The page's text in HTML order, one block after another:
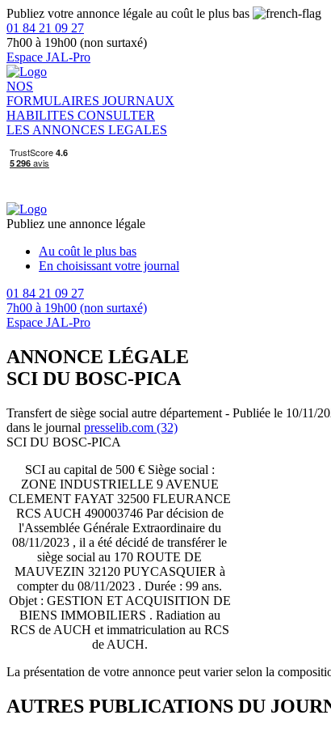
Publiez votre annonce légale au coût le plus bas
01 84 21 09 27
7h00 à 19h00 (non surtaxé)
Espace JAL-Pro
NOS
FORMULAIRES JOURNAUX
HABILITES CONSULTER
LES ANNONCES LEGALES
Publiez une annonce légale
Au coût le plus bas
En choisissant votre journal
01 84 21 09 27
7h00 à 19h00 (non surtaxé)
Espace JAL-Pro
ANNONCE LÉGALE
SCI DU BOSC-PICA
Transfert de siège social autre département - Publiée le 10/11/
dans le journal presselib.com (32)
SCI DU BOSC-PICA
SCI au capital de 500 € Siège social :
ZONE INDUSTRIELLE 9 AVENUE
CLEMENT FAYAT 32500 FLEURANCE
RCS AUCH 490003746 Par décision de
l'Assemblée Générale Extraordinaire du
08/11/2023 , il a été décidé de transférer le
siège social au 170 ROUTE DE
MAUVEZIN 32120 PUYCASQUIER à
compter du 08/11/2023 . Durée : 99 ans.
Objet : GESTION ET ACQUISITION DE
BIENS IMMOBILIERS . Radiation au
RCS de AUCH et immatriculation au RCS
de AUCH.
La présentation de votre annonce peut varier selon la
AUTRES PUBLICATIONS DU